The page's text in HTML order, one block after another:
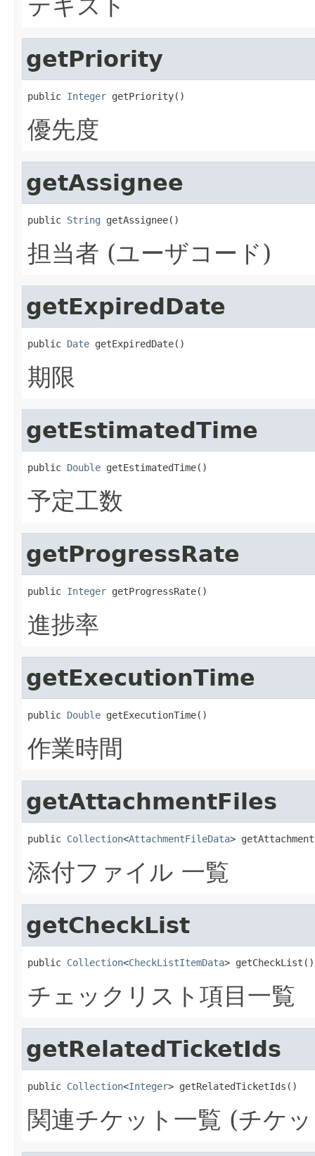
getPriority
public Integer getPriority()
優先度
getAssignee
public String getAssignee()
担当者 (ユーザコード)
getExpiredDate
public Date getExpiredDate()
期限
getEstimatedTime
public Double getEstimatedTime()
予定工数
getProgressRate
public Integer getProgressRate()
進捗率
getExecutionTime
public Double getExecutionTime()
作業時間
getAttachmentFiles
public Collection<AttachmentFileData>
添付ファイル 一覧
getCheckList
public Collection<CheckListItemData> getCheckList()
チェックリスト項目一覧
getRelatedTicketIds
public Collection<Integer> getRelatedTicketIds()
関連チケット一覧 (チケ